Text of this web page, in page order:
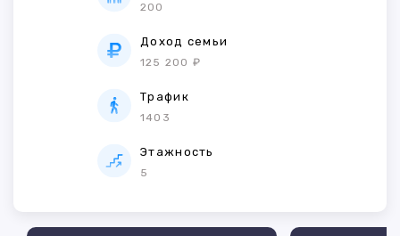
200
Доход семьи
125 200 ₽
Трафик
1403
Этажность
5